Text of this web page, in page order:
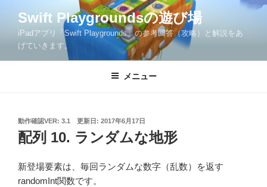
ツ
Swift Playgroundsの遊び場
iPadアプリ「Swift Playgrounds」の参考回答（攻略）と解説をあ
げていきます。
メニュー
動作確認VER: 3.1 更新日: 投
日:
2017年6月17日
配列 10. ランダムな地形
新登場要素は、毎回ランダムな数字（乱数）を返す
randomInt関数です。